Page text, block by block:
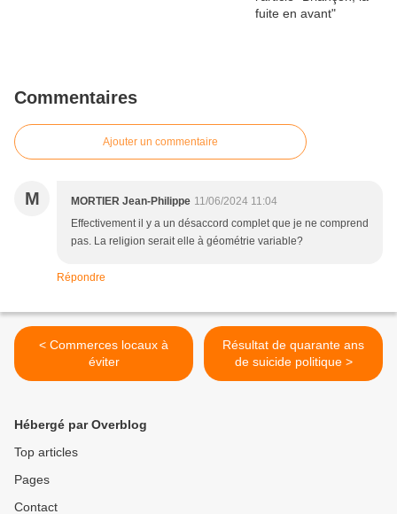
Commentaires
Ajouter un commentaire
M MORTIER Jean-Philippe 11/06/2024 11:04
Effectivement il y a un désaccord complet que je ne comprend
pas. La religion serait elle à géométrie variable?
Répondre
< Commerces locaux à
éviter
Résultat de quarante ans
de suicide politique >
Hébergé par Overblog
Top articles
Pages
Contact